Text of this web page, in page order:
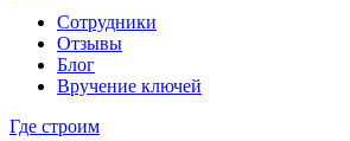
Сотрудники
Отзывы
Блог
Вручение ключей
Где строим